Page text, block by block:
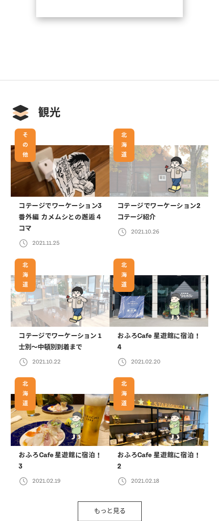
観光
そ
の
他
コテージでワーケーション3
番外編 カメムシとの邂逅４
コマ
2021.11.25
北
海
道
コテージでワーケーション2
コテージ紹介
2021.10.26
北
海
道
コテージでワーケーション 1
士別〜中頓別到着まで
2021.10.22
北
海
道
おふろCafe 星遊館に宿泊！
4
2021.02.20
北
海
道
おふろCafe 星遊館に宿泊！
3
2021.02.19
北
海
道
おふろCafe 星遊館に宿泊！
2
2021.02.18
もっと見る